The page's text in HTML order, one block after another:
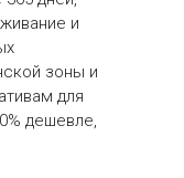
и
зоны и
для
дешевле,